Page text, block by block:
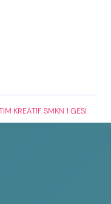
KREATIF SMKN 1 GESI